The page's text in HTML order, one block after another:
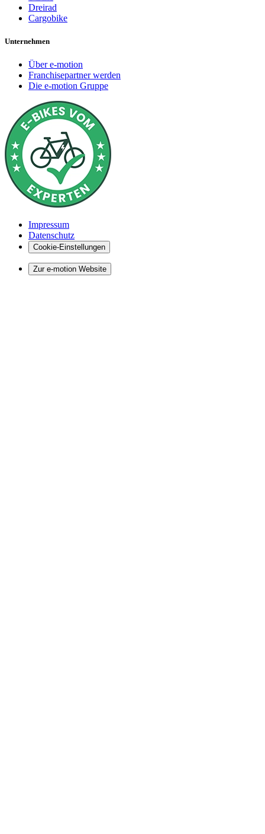
Dreirad
Cargobike
Unternehmen
Über e-motion
Franchisepartner werden
Die e-motion Gruppe
Impressum
Datenschutz
Cookie-Einstellungen
Zur e-motion Website